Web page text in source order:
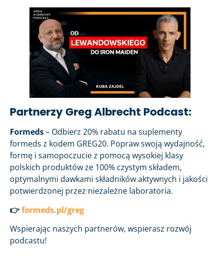
Partnerzy Greg Albrecht Podcast:
Formeds– Odbierz 20% rabatu na suplementy
formeds z kodem GREG20. Popraw swoją wydajność,
formę i samopoczucie z pomocą wysokiej klasy
polskich produktów ze 100% czystym składem,
optymalnymi dawkami składników aktywnych i jakości
potwierdzonej przez niezależne laboratoria.
👉formeds.pl/greg
Wspierając naszych partnerów, wspierasz rozwój
podcastu!